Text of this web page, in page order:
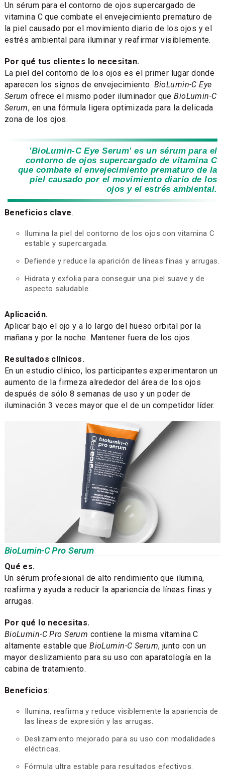
Un sérum para el contorno de ojos supercargado de
vitamina C que combate el envejecimiento prematuro de
la piel causado por el movimiento diario de los ojos y el
estrés ambiental para iluminar y reafirmar visiblemente.
Por qué tus clientes lo necesitan.
La piel del contorno de los ojos es el primer lugar donde
aparecen los signos de envejecimiento. BioLumin-C Eye
Serumofrece el mismo poder iluminador queBioLumin-C
Serum, en una fórmula ligera optimizada para la delicada
zona de los ojos.
'BioLumin-C Eye Serum' es un sérum para el
contorno de ojos supercargado de vitamina C
que combate el envejecimiento prematuro de la
piel causado por el movimiento diario de los
ojos y el estrés ambiental.
Beneficios clave.
Ilumina la piel del contorno de los ojos con vitamina C
estable y supercargada.
Defiende y reduce la aparición de líneas finas y arrugas.
Hidrata y exfolia para conseguir una piel suave y de
aspecto saludable.
Aplicación.
Aplicar bajo el ojo y a lo largo del hueso orbital por la
mañana y por la noche. Mantener fuera de los ojos.
Resultados clínicos.
En un estudio clínico, los participantes experimentaron un
aumento de la firmeza alrededor del área de los ojos
después de sólo 8 semanas de uso y un poder de
iluminación 3 veces mayor que el de un competidor líder.
BioLumin-C Pro Serum
Qué es.
Un sérum profesional de alto rendimiento que ilumina,
reafirma y ayuda a reducir la apariencia de líneas finas y
arrugas.
Por qué lo necesitas.
BioLumin-C Pro Serum contiene la misma vitamina C
altamente estable que BioLumin-C Serum, junto con un
mayor deslizamiento para su uso con aparatología en la
cabina de tratamiento.
Beneficios:
Ilumina, reafirma y reduce visiblemente la apariencia de
las líneas de expresión y las arrugas.
Deslizamiento mejorado para su uso con modalidades
eléctricas.
Fórmula ultra estable para resultados efectivos.